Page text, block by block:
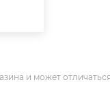
и может